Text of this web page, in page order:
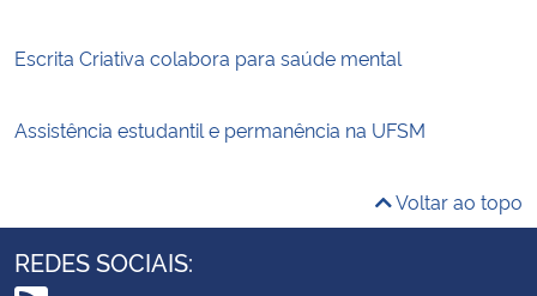
Escrita Criativa colabora para saúde mental
Assistência estudantil e permanência na UFSM
Voltar ao topo
REDES SOCIAIS: